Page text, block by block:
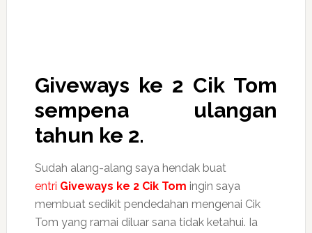
Giveways ke 2 Cik Tom
sempena ulangan
tahun ke 2.
Sudah alang-alang saya hendak buat
entri Giveways ke 2 Cik Tom ingin saya
membuat sedikit pendedahan mengenai Cik
Tom yang ramai diluar sana tidak ketahui. Ia